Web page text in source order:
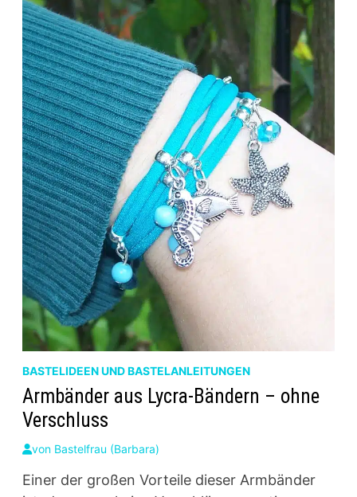
BASTELIDEEN UND BASTELANLEITUNGEN
Armbänder aus Lycra-Bändern – ohne
Verschluss
von Bastelfrau (Barbara)
Einer der großen Vorteile dieser Armbänder